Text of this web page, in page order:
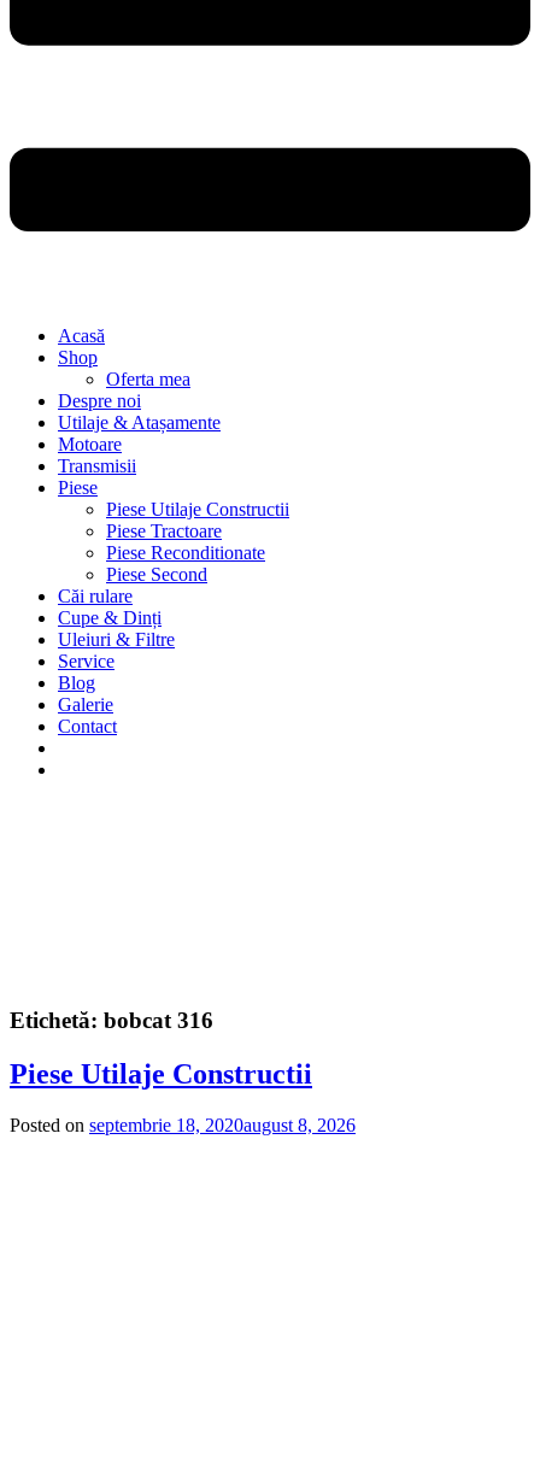
Acasă
Shop
Oferta mea
Despre noi
Utilaje & Atașamente
Motoare
Transmisii
Piese
Piese Utilaje Constructii
Piese Tractoare
Piese Reconditionate
Piese Second
Căi rulare
Cupe & Dinți
Uleiuri & Filtre
Service
Blog
Galerie
Contact
Etichetă: bobcat 316
Piese Utilaje Constructii
Posted on septembrie 18, 2020august 8, 2026